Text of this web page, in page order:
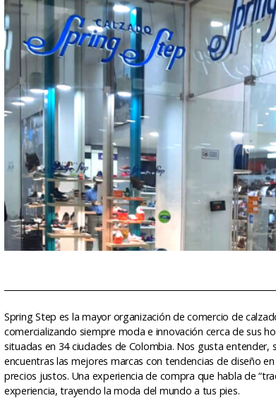
Spring Step es la mayor organización de comercio de
comercializando siempre moda e innovación cerca de sus
situadas en 34 ciudades de Colombia. Nos gusta
encuentras las mejores marcas con tendencias de diseño
precios justos. Una experiencia de compra que habla de
experiencia, trayendo la moda del mundo a tus pies.